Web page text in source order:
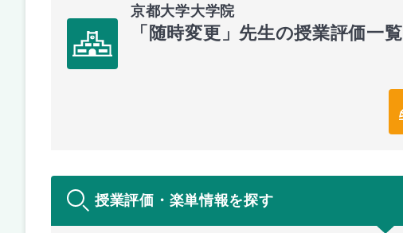
京都大学大学院
「随時変更」先生の授業評価一覧
授業評価・楽単情報を探す